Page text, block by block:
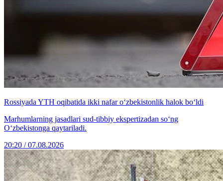
Rossiyada YTH oqibatida ikki nafar o‘zbekistonlik halok bo‘ldi
Marhumlarning jasadlari sud-tibbiy ekspertizadan so‘ng
O‘zbekistonga qaytariladi.
20:20 / 07.08.2026